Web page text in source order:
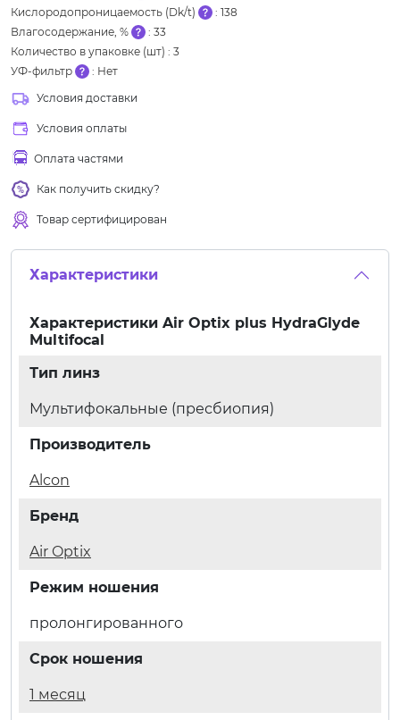
Кислородопроницаемость (Dk/t)
: 138
Влагосодержание, %
: 33
Количество в упаковке (шт) : 3
УФ-фильтр
: Нет
Условия доставки
Условия оплаты
Оплата частями
Как получить скидку?
Товар сертифицирован
Характеристики
Характеристики Air Optix plus HydraGlyde
Multifocal
Тип линз
Мультифокальные (пресбиопия)
Производитель
Alcon
Бренд
Air Optix
Режим ношения
пролонгированного
Срок ношения
1 месяц